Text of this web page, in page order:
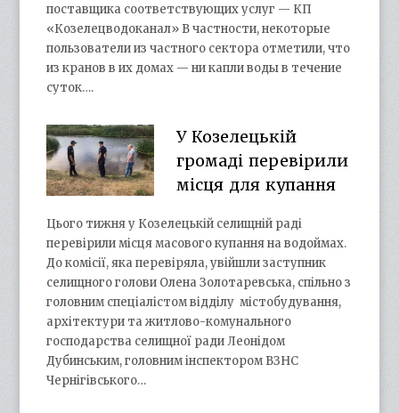
поставщика соответствующих услуг — КП
«Козелецводоканал» В частности, некоторые
пользователи из частного сектора отметили, что
из кранов в их домах — ни капли воды в течение
суток….
У Козелецькій
громаді перевірили
місця для купання
Цього тижня у Козелецькій селищній раді
перевірили місця масового купання на водоймах.
До комісії, яка перевіряла, увійшли заступник
селищного голови Олена Золотаревська, спільно з
головним спеціалістом відділу містобудування,
архітектури та житлово-комунального
господарства селищної ради Леонідом
Дубинським, головним інспектором ВЗНС
Чернігівського…